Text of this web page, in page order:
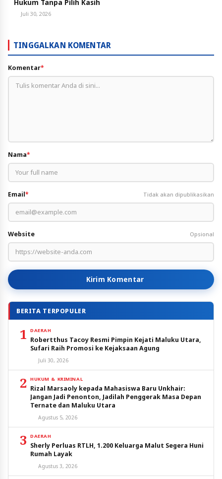
Hukum Tanpa Pilih Kasih
Juli 30, 2026
TINGGALKAN KOMENTAR
Komentar*
Nama*
Email* Tidak akan dipublikasikan
Website Opsional
Kirim Komentar
BERITA TERPOPULER
1 DAERAH
Robertthus Tacoy Resmi Pimpin Kejati Maluku Utara,
Sufari Raih Promosi ke Kejaksaan Agung
Juli 30, 2026
2 HUKUM & KRIMINAL
Rizal Marsaoly kepada Mahasiswa Baru Unkhair:
Jangan Jadi Penonton, Jadilah Penggerak Masa Depan
Ternate dan Maluku Utara
Agustus 5, 2026
3 DAERAH
Sherly Perluas RTLH, 1.200 Keluarga Malut Segera Huni
Rumah Layak
Agustus 3, 2026